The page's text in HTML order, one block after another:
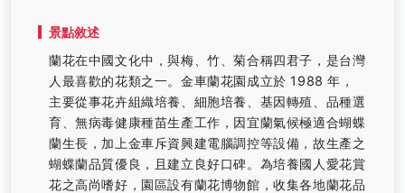
景點敘述
蘭花在中國文化中，與梅、竹、菊合稱四君子，是台灣
人最喜歡的花類之一。金車蘭花園成立於 1988 年，
主要從事花卉組織培養、細胞培養、基因轉殖、品種選
育、無病毒健康種苗生產工作，因宜蘭氣候極適合蝴蝶
蘭生長，加上金車斥資興建電腦調控等設備，故生產之
蝴蝶蘭品質優良，且建立良好口碑。為培養國人愛花賞
花之高尚嗜好，園區設有蘭花博物館，收集各地蘭花品